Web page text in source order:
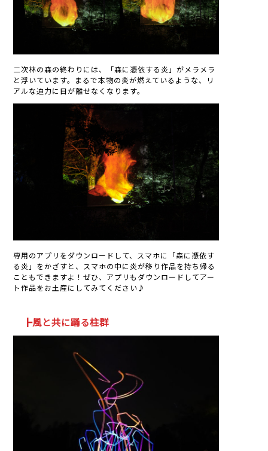
二次林の森の終わりには、「森に憑依する炎」がメラメラ
と浮いています。まるで本物の炎が燃えているような、リ
アルな迫力に目が離せなくなります。
専用のアプリをダウンロードして、スマホに「森に憑依す
る炎」をかざすと、スマホの中に炎が移り作品を持ち帰る
こともできますよ！ぜひ、アプリもダウンロードしてアー
ト作品をお土産にしてみてください♪
┣風と共に踊る柱群